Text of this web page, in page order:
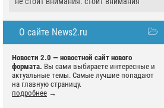
О сайте News2.ru
Новости 2.0 — новостной сайт нового
формата. Вы сами выбираете интересные и
актуальные темы. Самые лучшие попадают
на главную страницу.
подробнее →